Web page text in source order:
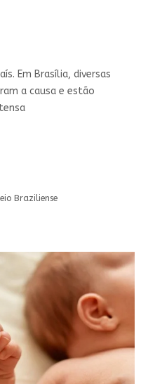
Em Brasília, diversas
a causa e estão
Braziliense